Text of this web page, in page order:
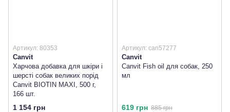
Артикул: 80353
Canvit
Харчова добавка для шкіри і
шерсті собак великих порід
Canvit BIOTIN MAXI, 500 г,
166 шт.
1 154 грн
Артикул: can57277
Canvit
Canvit Fish oil для собак, 250
мл
619 грн 885 грн